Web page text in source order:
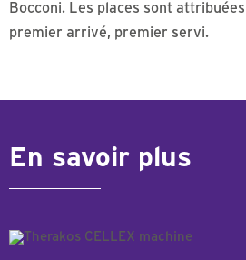
Bocconi. Les places sont
premier arrivé, premier servi.
En savoir plus